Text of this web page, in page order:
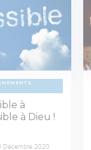
à
à Dieu !
Décembre 2020